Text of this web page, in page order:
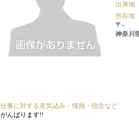
出身地
所在地
〒-
神奈川
仕事に対する意気込み・情熱・信念など
がんばります!!